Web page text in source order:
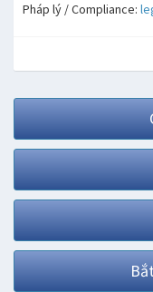
Pháp lý / Compliance: